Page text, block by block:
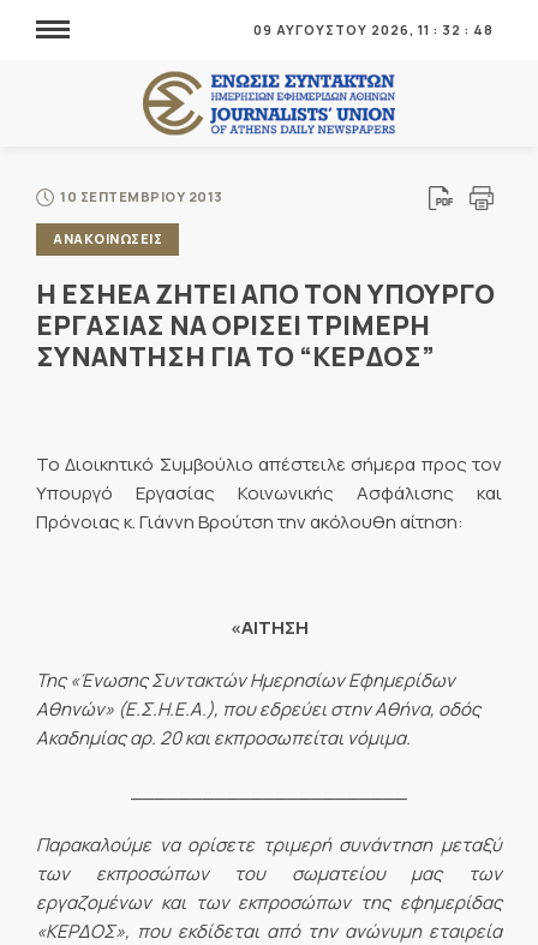
09 ΑΥΓΟΥΣΤΟΥ 2026, 11 : 32 : 49
10 ΣΕΠΤΕΜΒΡΙΟΥ 2013
ΑΝΑΚΟΙΝΩΣΕΙΣ
Η ΕΣΗΕΑ ΖΗΤΕΙ ΑΠΟ ΤΟΝ ΥΠΟΥΡΓΟ
ΕΡΓΑΣΙΑΣ ΝΑ ΟΡΙΣΕΙ ΤΡΙΜΕΡΗ
ΣΥΝΑΝΤΗΣΗ ΓΙΑ ΤΟ “ΚΕΡΔΟΣ”
Το Διοικητικό Συμβούλιο απέστειλε σήμερα προς τον
Υπουργό Εργασίας Κοινωνικής Ασφάλισης και
Πρόνοιας κ. Γιάννη Βρούτση την ακόλουθη αίτηση:
«ΑΙΤΗΣΗ
Της «Ένωσης Συντακτών Ημερησίων Εφημερίδων
Αθηνών» (Ε.Σ.Η.Ε.Α.), που εδρεύει στην Αθήνα, οδός
Ακαδημίας αρ. 20 και εκπροσωπείται νόμιμα.
Παρακαλούμε να ορίσετε τριμερή συνάντηση μεταξύ
των εκπροσώπων του σωματείου μας των
εργαζομένων και των εκπροσώπων της εφημερίδας
«ΚΕΡΔΟΣ», που εκδίδεται από την ανώνυμη εταιρεία